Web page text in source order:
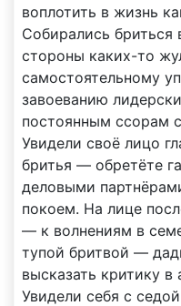
воплотить в жизнь
Собирались
стороны каких-то
самостоятельному
завоеванию
постоянным ссорам
Увидели своё лицо
бритья — обретёте
деловыми
покоем. На лице
— к волнениям в
тупой бритвой —
высказать критику
Увидели себя с